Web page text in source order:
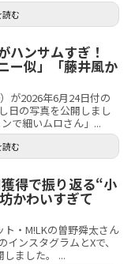
む
ハンサムすぎ！
ー似」「藤井風か
が2026年6月24日付の
日の写真を公開しまし
で細いムロさん」...
む
得で振り返る“小
かわいすぎて
・M!LKの曽野舜太さん
インスタグラムとXで、
ました。 ...